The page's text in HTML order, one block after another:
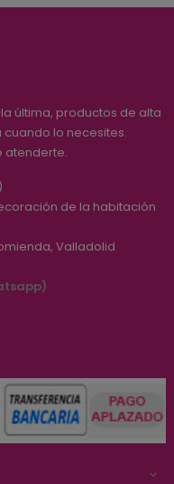
última, productos de alta
lo necesites.
atenderte.
de la habitación
Valladolid
